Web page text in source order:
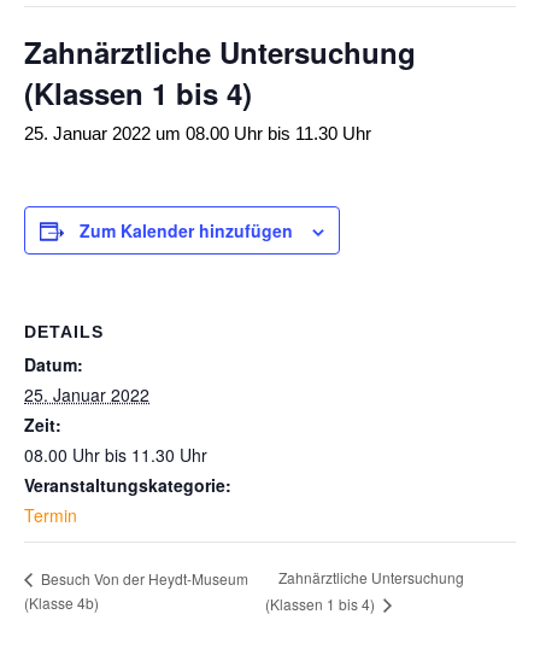
Zahnärztliche Untersuchung
(Klassen 1 bis 4)
25. Januar 2022 um 08.00 Uhr bis 11.30 Uhr
Zum Kalender hinzufügen
DETAILS
Datum:
25. Januar 2022
Zeit:
08.00 Uhr bis 11.30 Uhr
Veranstaltungskategorie:
Termin
Besuch Von der Heydt-Museum
(Klasse 4b)
Zahnärztliche Untersuchung
(Klassen 1 bis 4)